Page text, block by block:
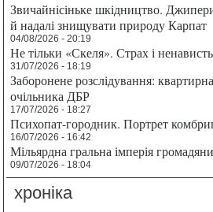
Звичайнісіньке шкідництво.
й надалі знищувати природу Карпат
04/08/2026 - 20:19
Не тільки «Скеля». Страх і
31/07/2026 - 18:19
Заборонене розслідування:
очільника ДБР
17/07/2026 - 18:27
Психопат-городник. Портрет
16/07/2026 - 16:42
Мільярдна гральна імперія
09/07/2026 - 18:04
хроніка